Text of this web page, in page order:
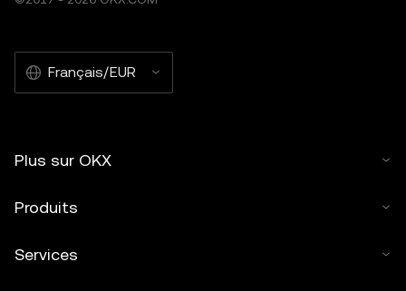
Français/EUR
Plus sur OKX
Produits
Services